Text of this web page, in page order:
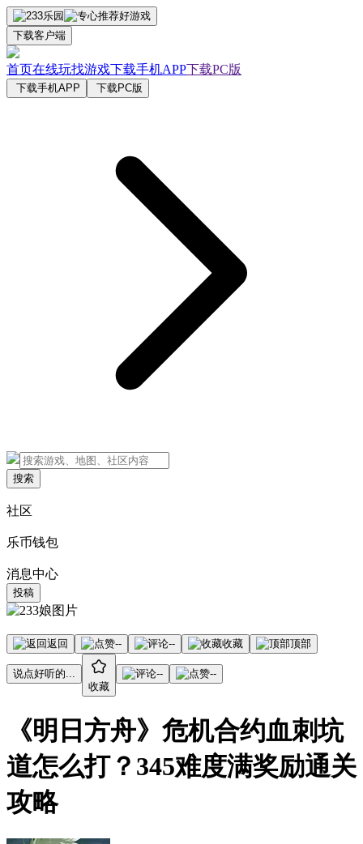
下载客户端
首页在线玩找游戏下载手机APP下载PC版
下载手机APP 下载PC版
搜索
社区
乐币钱包
消息中心
投稿
返回 -- -- 收藏 顶部
说点好听的...
收藏
-- --
《明日方舟》危机合约血刺坑
道怎么打？345难度满奖励通关
攻略